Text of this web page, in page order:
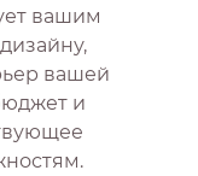
вашим
вашей
и